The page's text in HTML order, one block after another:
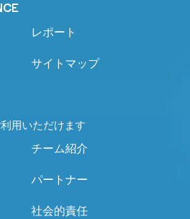
レポート
サイトマップ
用いただけます
チーム紹介
パートナー
社会的責任